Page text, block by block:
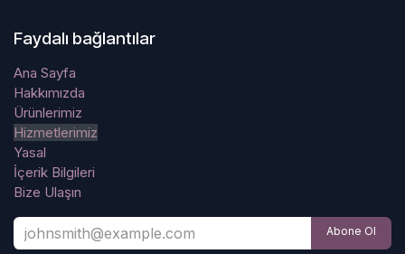
Faydalı bağlantılar
Ana Sayfa
Hakkımızda
Ürünlerimiz
Hizmetlerimiz
Yasal
İçerik Bilgileri
Bize Ulaşın
Abone Ol